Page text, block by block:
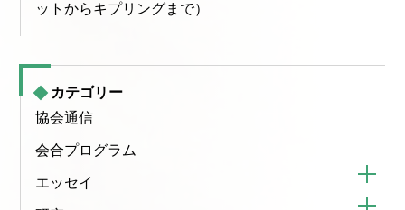
ットからキプリングまで）
カテゴリー
協会通信
会合プログラム
エッセイ